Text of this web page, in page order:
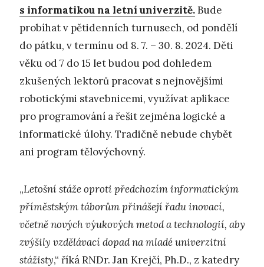
s informatikou na letní univerzitě.Bude
probíhat v pětidenních turnusech, od pondělí
do pátku, v termínu od 8. 7. – 30. 8. 2024. Děti
věku od 7 do 15 let budou pod dohledem
zkušených lektorů pracovat s nejnovějšími
robotickými stavebnicemi, využívat aplikace
pro programování a řešit zejména logické a
informatické úlohy. Tradičně nebude chybět
ani program tělovýchovný.
„Letošní stáže oproti předchozím informatickým
příměstským táborům přinášejí řadu inovací,
včetně nových výukových metod a technologií, aby
zvýšily vzdělávací dopad na mladé univerzitní
stážisty,“ říká RNDr. Jan Krejčí, Ph.D., z katedry